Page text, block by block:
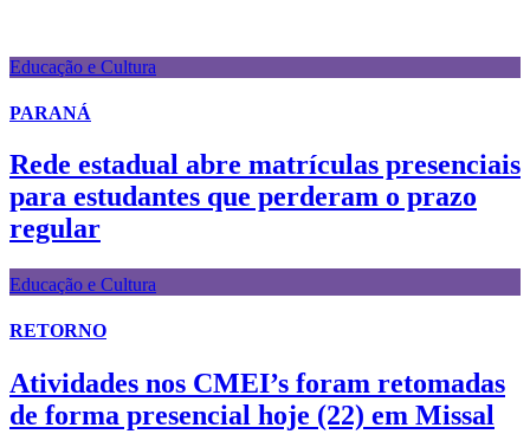
Educação e Cultura
PARANÁ
Rede estadual abre matrículas presenciais
para estudantes que perderam o prazo
regular
Educação e Cultura
RETORNO
Atividades nos CMEI’s foram retomadas
de forma presencial hoje (22) em Missal